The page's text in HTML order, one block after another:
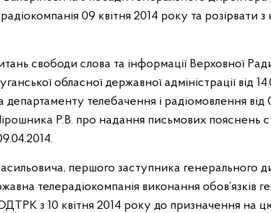
09 квітня 2014 року та розірвати
свободи слова та інформації Верховної
обласної державної адміністрації від
телебачення і радіомовлення від
Р.В. про надання письмових пояснень
першого заступника генерального
телерадіокомпанія виконання обов’язків
з 10 квітня 2014 року до призначення на